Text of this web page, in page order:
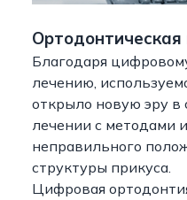
Благодаря
лечению,
открыло новую эру в
лечении с методами
неправильного
структуры прикуса.
Цифровая